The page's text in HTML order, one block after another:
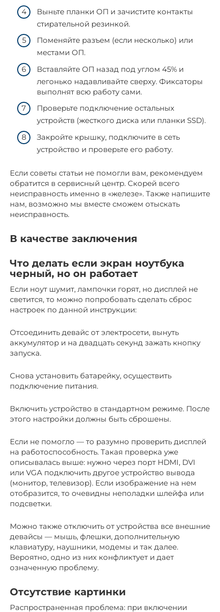
Выньте планки ОП и зачистите контакты
стирательной резинкой.
Поменяйте разъем (если несколько) или
местами ОП.
Вставляйте ОП назад под углом 45% и
легонько надавливайте сверху. Фиксаторы
выполнят всю работу сами.
Проверьте подключение остальных
устройств (жесткого диска или планки SSD).
Закройте крышку, подключите в сеть
устройство и проверьте его работу.
Если советы статьи не помогли вам, рекомендуем
обратится в сервисный центр. Скорей всего
неисправность именно в «железе». Также напишите
нам, возможно мы вместе сможем отыскать
неисправность.
В качестве заключения
Что делать если экран ноутбука
черный, но он работает
Если ноут шумит, лампочки горят, но дисплей не
светится, то можно попробовать сделать сброс
настроек по данной инструкции:
Отсоединить девайс от электросети, вынуть
аккумулятор и на двадцать секунд зажать кнопку
запуска.
Снова установить батарейку, осуществить
подключение питания.
Включить устройство в стандартном режиме. После
этого настройки должны быть сброшены.
Если не помогло — то разумно проверить дисплей
на работоспособность. Такая проверка уже
описывалась выше: нужно через порт HDMI, DVI
или VGA подключить другое устройство вывода
(монитор, телевизор). Если изображение на нем
отобразится, то очевидны неполадки шлейфа или
подсветки.
Можно также отключить от устройства все внешние
девайсы — мышь, флешки, дополнительную
клавиатуру, наушники, модемы и так далее.
Вероятно, одно из них конфликтует и дает
означенную проблему.
Отсутствие картинки
Распространенная проблема: при включении